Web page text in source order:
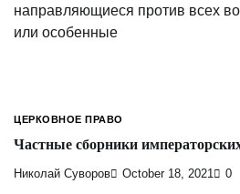
направляющиеся против всех
или особенные
ЦЕРКОВНОЕ ПРАВО
Частные сборники
Николай Суворов October 18, 2021 0